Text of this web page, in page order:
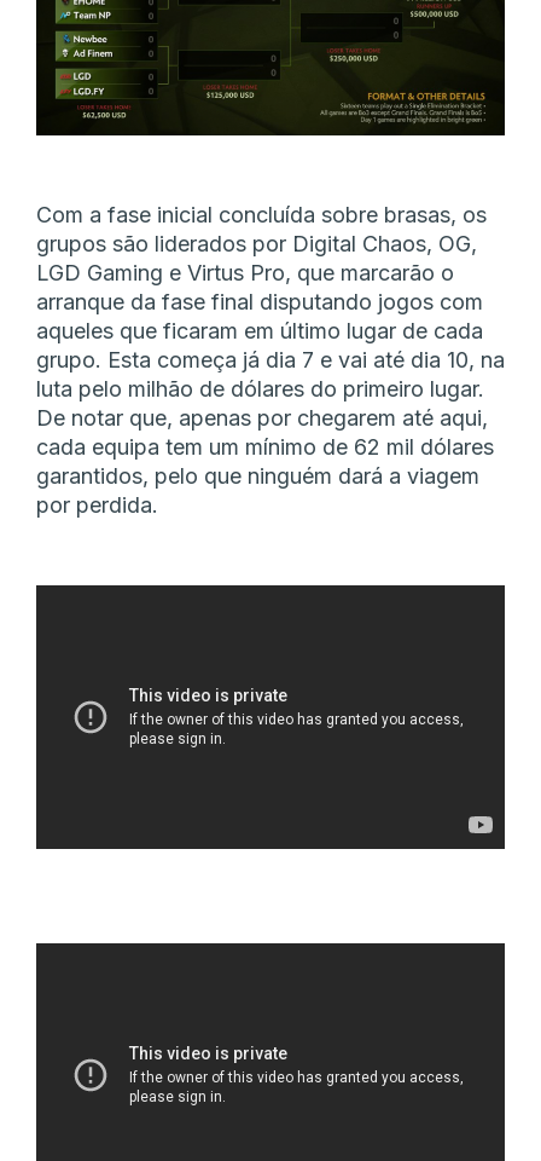
Com a fase inicial concluída sobre brasas, os
grupos são liderados por Digital Chaos, OG,
LGD Gaming e Virtus Pro, que marcarão o
arranque da fase final disputando jogos com
aqueles que ficaram em último lugar de cada
grupo. Esta começa já dia 7 e vai até dia 10, na
luta pelo milhão de dólares do primeiro lugar.
De notar que, apenas por chegarem até aqui,
cada equipa tem um mínimo de 62 mil dólares
garantidos, pelo que ninguém dará a viagem
por perdida.